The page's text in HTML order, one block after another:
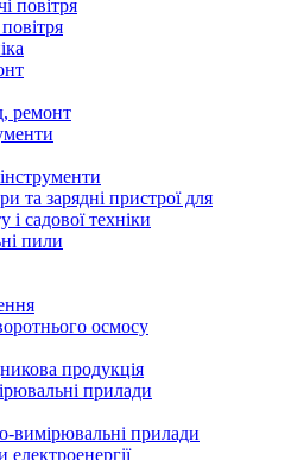
повітря
ремонт
та зарядні пристрої для
і садової техніки
пили
осмосу
продукція
прилади
вимірювальні прилади